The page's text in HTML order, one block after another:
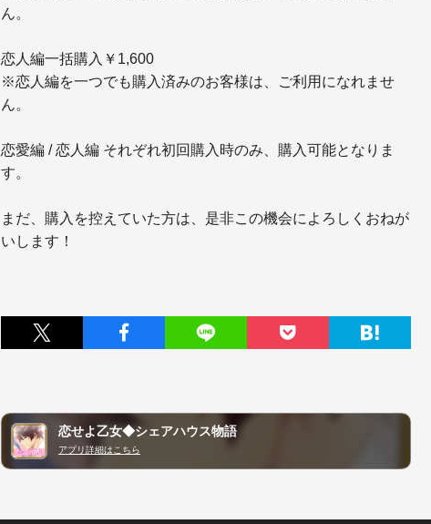
ん。
恋人編一括購入￥1,600
※恋人編を一つでも購入済みのお客様は、ご利用になれませ
ん。
恋愛編 / 恋人編 それぞれ初回購入時のみ、購入可能となりま
す。
まだ、購入を控えていた方は、是非この機会によろしくおねが
恋せよ乙女◆シェアハウス物語
アプリ詳細はこちら